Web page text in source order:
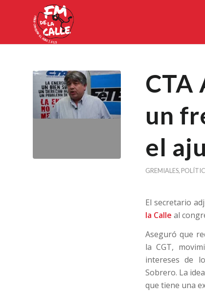
CTA
un
el
GREMIALES,
El secretario
la Calle al
Aseguró que
la CGT,
intereses de
Sobrero. La
que tiene una